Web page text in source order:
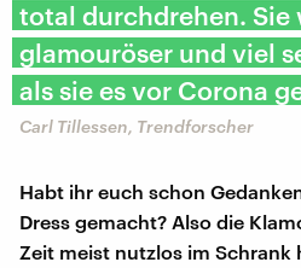
total durchdrehen. Sie
glamouröser und viel
als sie es vor Corona
Carl Tillessen, Trendforscher
Habt ihr euch schon
Dress gemacht? Also die
Zeit meist nutzlos im Schrank